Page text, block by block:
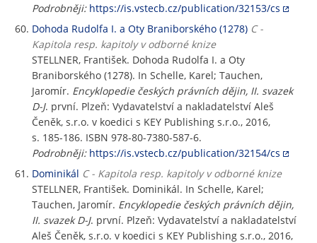
Podrobněji: https://is.vstecb.cz/publication/32153/cs
Dohoda Rudolfa I. a Oty Braniborského (1278) C -
Kapitola resp. kapitoly v odborné knize
STELLNER, František. Dohoda Rudolfa I. a Oty
Braniborského (1278). In Schelle, Karel; Tauchen,
Jaromír. Encyklopedie českých právních dějin, II. svazek
D-J. první. Plzeň: Vydavatelství a nakladatelství Aleš
Čeněk, s.r.o. v koedici s KEY Publishing s.r.o., 2016,
s. 185-186. ISBN 978-80-7380-587-6.
Podrobněji: https://is.vstecb.cz/publication/32154/cs
Dominikál C - Kapitola resp. kapitoly v odborné knize
STELLNER, František. Dominikál. In Schelle, Karel;
Tauchen, Jaromír. Encyklopedie českých právních dějin,
II. svazek D-J. první. Plzeň: Vydavatelství a nakladatelství
Aleš Čeněk, s.r.o. v koedici s KEY Publishing s.r.o., 2016,